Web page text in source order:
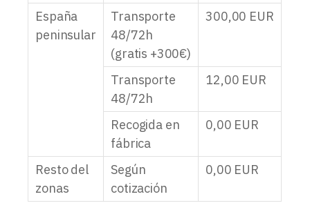
España
peninsular
Transporte
48/72h
(gratis +300€)
300,00 EUR
Transporte
48/72h
12,00 EUR
Recogida en
fábrica
0,00 EUR
Resto del
zonas
Según
cotización
0,00 EUR